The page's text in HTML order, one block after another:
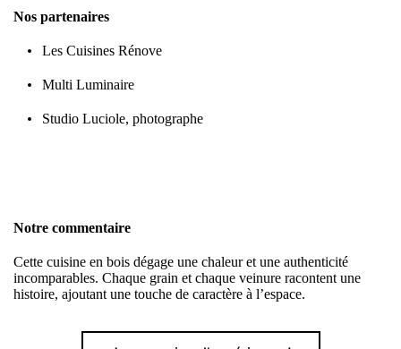
Nos partenaires
Les Cuisines Rénove
Multi Luminaire
Studio Luciole, photographe
Notre commentaire
Cette cuisine en bois dégage une chaleur et une authenticité
incomparables. Chaque grain et chaque veinure racontent une
histoire, ajoutant une touche de caractère à l’espace.